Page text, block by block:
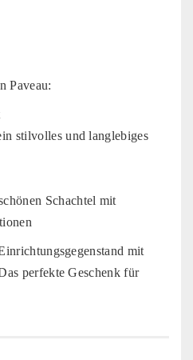
Paveau:
stilvolles und langlebiges
Schachtel mit
mit
perfekte Geschenk für